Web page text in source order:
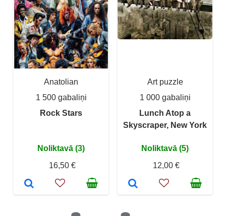
Anatolian
1 500 gabaliņi
Rock Stars
Noliktavā (3)
16,50 €
Art puzzle
1 000 gabaliņi
Lunch Atop a
Skyscraper, New York
Noliktavā (5)
12,00 €